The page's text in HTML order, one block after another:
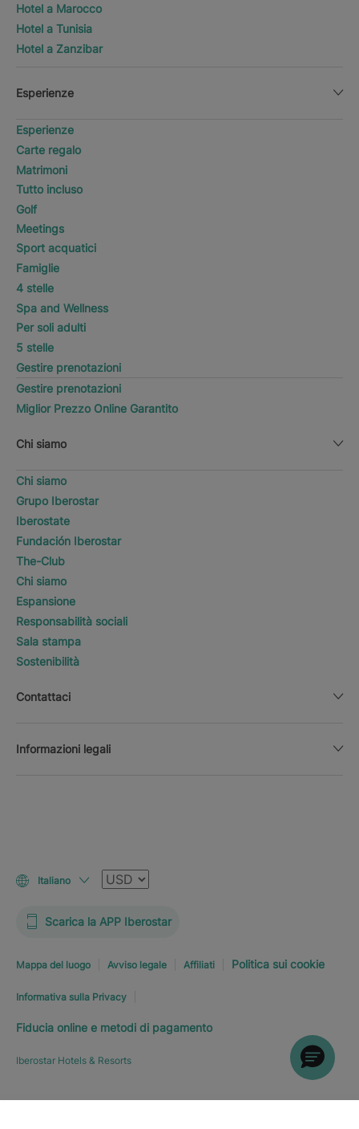
Hotel a Marocco
Hotel a Tunisia
Hotel a Zanzibar
Esperienze
Esperienze
Carte regalo
Matrimoni
Tutto incluso
Golf
Meetings
Sport acquatici
Famiglie
4 stelle
Spa and Wellness
Per soli adulti
5 stelle
Gestire prenotazioni
Gestire prenotazioni
Miglior Prezzo Online Garantito
Chi siamo
Chi siamo
Grupo Iberostar
Iberostate
Fundación Iberostar
The-Club
Chi siamo
Espansione
Responsabilità sociali
Sala stampa
Sostenibilità
Contattaci
Informazioni legali
Italiano Valuta
Scarica la APP Iberostar
Mappa del luogo Avviso legale Affiliati Politica sui cookie
Informativa sulla Privacy
Fiducia online e metodi di pagamento
Iberostar Hotels & Resorts